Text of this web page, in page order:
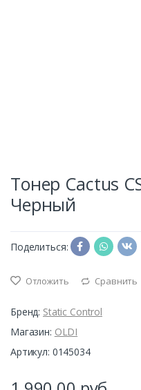
Тонер Cactus
Черный
Поделиться:
Отложить Сравнить
Бренд: Static Control
Магазин: OLDI
Артикул: 0145034